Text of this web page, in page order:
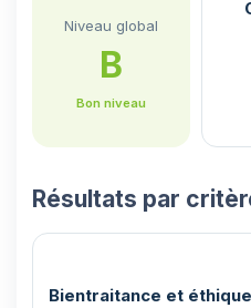
Niveau global
B
Bon niveau
Résultats par
Bientraitance et éthique